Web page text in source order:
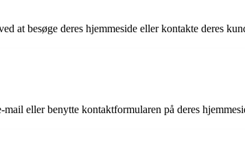
at besøge deres hjemmeside eller kontakte deres
eller benytte kontaktformularen på deres